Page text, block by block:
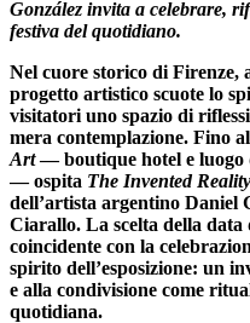
González invita a celebrare,
festiva del quotidiano.
Nel cuore storico di Firenze,
progetto artistico scuote lo
visitatori uno spazio di
mera contemplazione. Fino
Art— boutique hotel e luogo
— ospita The Invented Reality
dell’artista argentino Daniel
Ciarallo. La scelta della
coincidente con la
spirito dell’esposizione: un
e alla condivisione come
quotidiana.